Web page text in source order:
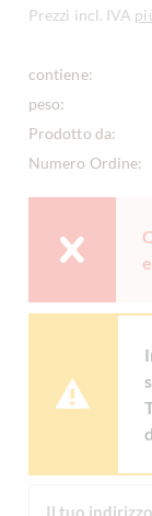
Prezzi incl. IVA
contiene:
peso:
Prodotto da:
Numero Ordine: